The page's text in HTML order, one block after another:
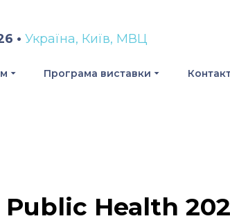
• Україна, Київ, МВЦ
Програма виставки
Public Health